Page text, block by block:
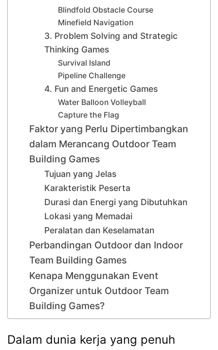
Blindfold Obstacle Course
Minefield Navigation
3. Problem Solving and Strategic
Thinking Games
Survival Island
Pipeline Challenge
4. Fun and Energetic Games
Water Balloon Volleyball
Capture the Flag
Faktor yang Perlu Dipertimbangkan
dalam Merancang Outdoor Team
Building Games
Tujuan yang Jelas
Karakteristik Peserta
Durasi dan Energi yang Dibutuhkan
Lokasi yang Memadai
Peralatan dan Keselamatan
Perbandingan Outdoor dan Indoor
Team Building Games
Kenapa Menggunakan Event
Organizer untuk Outdoor Team
Building Games?
Dalam dunia kerja yang penuh